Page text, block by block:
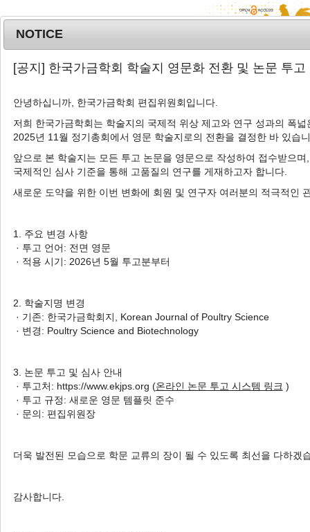
T
o
e
n
a
MENU
Advanced Search List
Author: Bonn Lee
1 Articles are founded.
Investigation of Correlation
between Ethical Awareness Level
Korean Layer Farms
축산농장 동물복지의 윤리적 갈등과 딜레마 극복: 국내 산
란계 농장에서의 윤리의식 수준에 따른 동물복지 관련법규
이본, 김태식, 최수원
https://doi.org/10.5536/KJPS.2023.50.2.81
NOTICE
[공지] 한국가금학회 학술지 영문화 전환 및 논문 투고
안녕하십니까, 한국가금학회 편집위원회입니다.
저희 한국가금학회는 학술지의 국제적 위상 제고와 연구 성과의 폭넓
2025년 11월 정기총회에서 영문 학술지로의 전환을 결정한 바 있습
앞으로 본 학술지는 모든 투고 논문을 영문으로 작성하여 접수받으며,
국제적인 심사 기준을 통해 고품질의 연구를 게재하고자 합니다.
새로운 도약을 위한 이번 변화에 회원 및 연구자 여러분의 적극적인
1. 주요 변경 사항
· 투고 언어: 전면 영문
· 적용 시기: 2026년 5월 투고분부터
2. 학술지명 변경
· 기존: 한국가금학회지, Korean Journal of Poultry Science
· 변경: Poultry Science and Biotechnology
3. 논문 투고 및 심사 안내
· 투고처: https://www.ekjps.org (온라인 논문 투고 시스템 링크 )
· 투고 규정: 새로운 영문 템플릿 준수
· 문의: 편집위원장
더욱 발전된 모습으로 학문 교류의 장이 될 수 있도록 최선을 다하겠
감사합니다.